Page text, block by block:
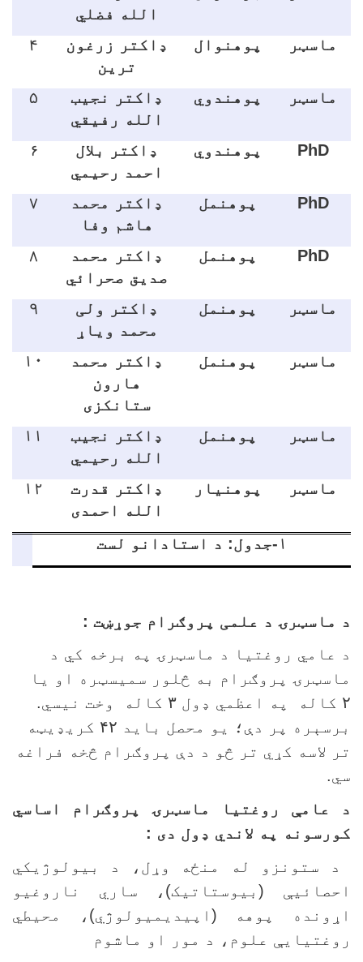
الله فضلي
ماسټر پوهنوال
ډاکتر زرغون
ترين
ماسټر پوهندوي
ډاکتر نجيب
الله رفيقي
PhD پوهندوي
ډاکتر بلال
احمد رحيمي
PhD پوهنمل
ډاکتر محمد
هاشم وفا
PhD پوهنمل
ډاکتر محمد
صديق صحرائي
ماسټر پوهنمل
ډاکتر ولی
محمد وياړ
ماسټر پوهنمل
ډاکتر محمد
هارون
ستانکزی
ماسټر پوهنمل
ډاکتر نجيب
الله رحيمي
ماسټر پوهنيار
ډاکتر قدرت
الله احمدی
ماسټرۍ د علمی پروګرام جوړښت :
عامي روغتيا د ماسټرۍ په برخه کي د
پروګرام به څلور سمیسټره او يا
کاله په اعظمي ډول۳ کاله وخت نیسي.
پر دې؛ يو محصل بايد۴۲ کريډيټه
لاسه کړي تر څو د دې پروګرام څخه فراغه
عامې روغتيا ماسټرۍ پروګرام اساسي
په لاندي ډول دی :
ستونزو له منځه وړل، د بيولوژيکي
(بيوستاتيک)، ساري ناروغيو
پوهه (اپيديميولوژي)، محيطي
علوم، د مور او ماشوم